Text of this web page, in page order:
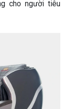
cho người tiêu